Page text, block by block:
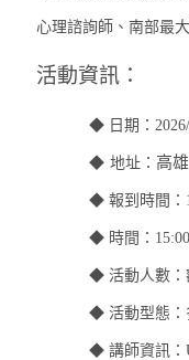
心理諮詢師、南部最
活動資訊：
◆ 日期：2026/
◆ 地址： 高
◆ 報到時間：
◆ 時間：15:00-
◆ 活動人數：
◆ 活動型態：
◆ 講師資訊：